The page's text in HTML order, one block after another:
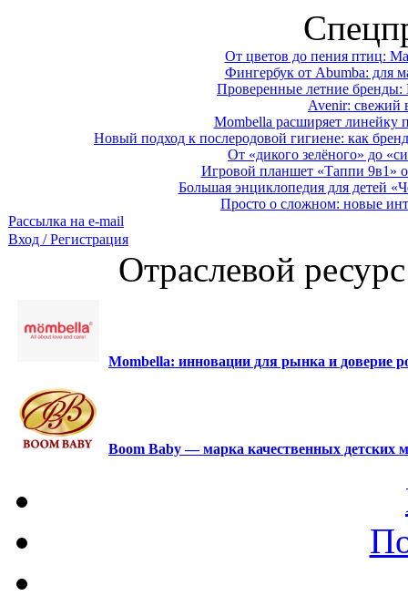
От цветов до пения птиц:
Фингербук от Abumba: для
Проверенные летние
Avenir: свежий
Mombella расширяет линейку
Новый подход к послеродовой гигиене: как
От «дикого зелёного» до
Игровой планшет «Таппи 9в1»
Большая энциклопедия для детей
Просто о сложном: новые
Рассылка на e-mail
Вход / Регистрация
Отраслевой
Mombella: инновации для рынка и доверие
Boom Baby — марка качественных детских